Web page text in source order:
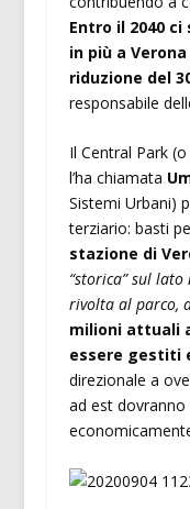
Entro il 2040
in più a
riduzione del
responsabile
Il Central Park (o
l’ha chiamata
Sistemi Urbani)
terziario: basti
stazione di
“storica” sul lato
rivolta al parco,
milioni attuali
essere gestiti
direzionale a
ad est